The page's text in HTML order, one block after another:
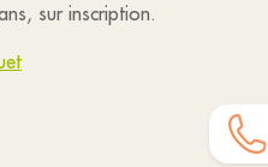
sur inscription.